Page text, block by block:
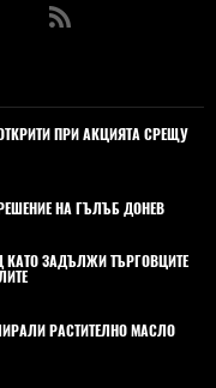
ПРИ АКЦИЯТА СРЕЩУ
НА ГЪЛЪБ ДОНЕВ
КАТО ЗАДЪЛЖИ ТЪРГОВЦИТЕ
РАСТИТЕЛНО МАСЛО